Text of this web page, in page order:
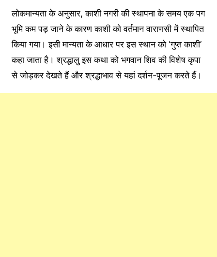
लोकमान्यता के अनुसार, काशी नगरी की स्थापना के समय एक पग
भूमि कम पड़ जाने के कारण काशी को वर्तमान वाराणसी में स्थापित
किया गया। इसी मान्यता के आधार पर इस स्थान को ‘गुप्त काशी’
कहा जाता है। श्रद्धालु इस कथा को भगवान शिव की विशेष कृपा
से जोड़कर देखते हैं और श्रद्धाभाव से यहां दर्शन-पूजन करते हैं।